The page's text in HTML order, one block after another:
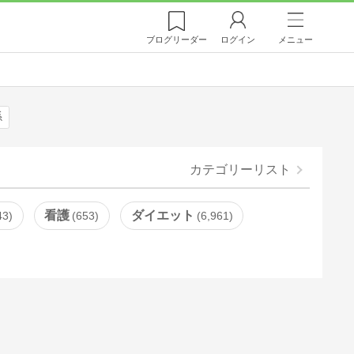
ブログリーダー ログイン メニュー
カテゴリーリスト
看護 653 ダイエット 6,961